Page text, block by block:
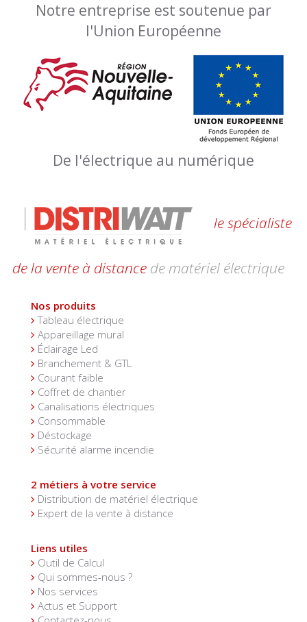
Notre entreprise est soutenue par
l'Union Européenne
De l'électrique au numérique
le spécialiste
de la vente à distance de matériel électrique
Nos produits
Tableau électrique
Appareillage mural
Éclairage Led
Branchement & GTL
Courant faible
Coffret de chantier
Canalisations électriques
Consommable
Déstockage
Sécurité alarme incendie
2 métiers à votre service
Distribution de matériel électrique
Expert de la vente à distance
Liens utiles
Outil de Calcul
Qui sommes-nous ?
Nos services
Actus et Support